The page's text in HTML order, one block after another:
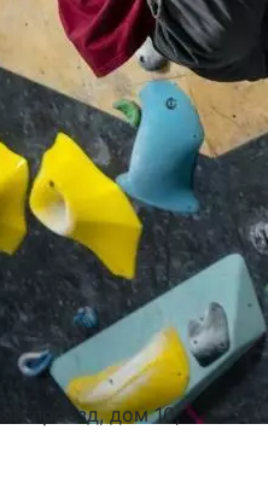
проезд, дом 10,